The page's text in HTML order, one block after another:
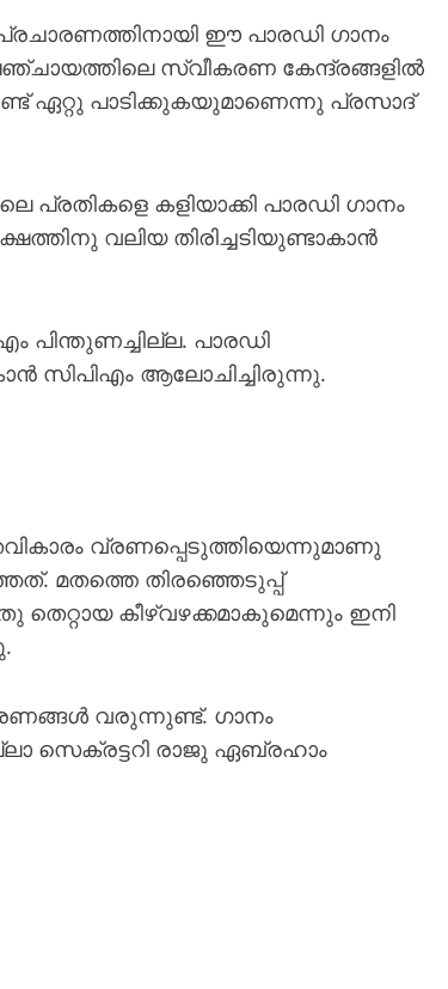
ഈ പാര‍ഡി ഗാനം
സ്വീകരണ കേന്ദ്രങ്ങളിൽ
ഏറ്റു പാടിക്കുകയുമാണെന്നു പ്രസാദ്
കളിയാക്കി പാരഡി ഗാനം
വലിയ തിരിച്ചടിയുണ്ടാകാൻ
പിന്തുണച്ചില്ല. പാരഡി
സിപിഎം ആലോചിച്ചിരുന്നു.
വ്രണപ്പെടുത്തിയെന്നുമാണു
മതത്തെ തിരഞ്ഞെടുപ്പ്
കീഴ്‌‌വഴക്കമാകുമെന്നും ഇനി
വരുന്നുണ്ട്. ഗാനം
സെക്രട്ടറി രാജു ഏബ്രഹാം